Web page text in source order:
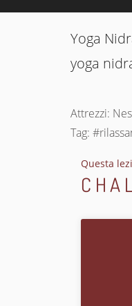
Yoga
yoga
Attrezzi:
Tag:
Questa